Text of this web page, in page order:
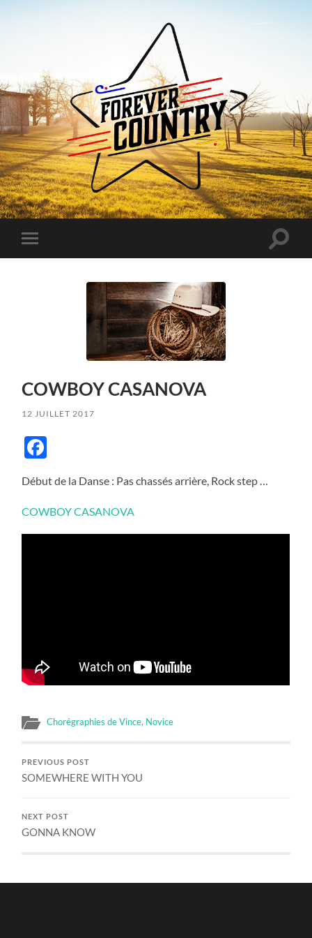
Forever
Country
Toggle
mobile
Toggle
COWBOY CASANOVA
12 JUILLET 2017
Début de la Danse : Pas chassés arrière, Rock step …
COWBOY CASANOVA
Chorégraphies de Vince, Novice
PREVIOUS POST
SOMEWHERE WITH YOU
NEXT POST
GONNA KNOW